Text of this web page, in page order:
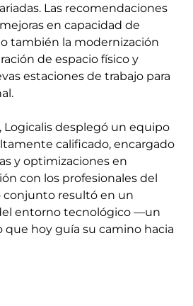
Las recomendaciones
en capacidad de
también la modernización
de espacio físico y
estaciones de trabajo para
Logicalis desplegó un equipo
calificado, encargado
y optimizaciones en
con los profesionales del
conjunto resultó en un
entorno tecnológico —un
hoy guía su camino hacia